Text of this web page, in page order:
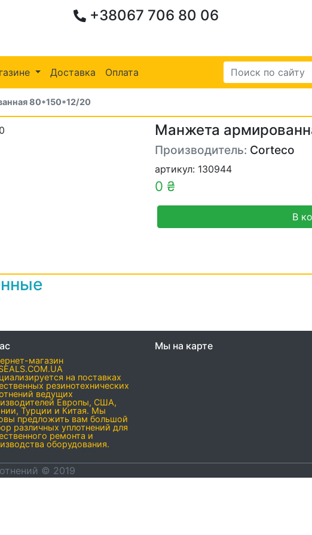
+38067 706 80 06
Доставка Оплата
80*150*12/20
Манжета
Производитель: Corteco
артикул: 130944
0 ₴
В
магазин
на поставках
резинотехнических
ведущих
Европы, США,
Турции и Китая. Мы
предложить вам большой
различных уплотнений для
ремонта и
оборудования.
Мы на карте
© 2019